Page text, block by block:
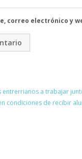
correo electrónico y
entrerrianos a trabajar
condiciones de recibir